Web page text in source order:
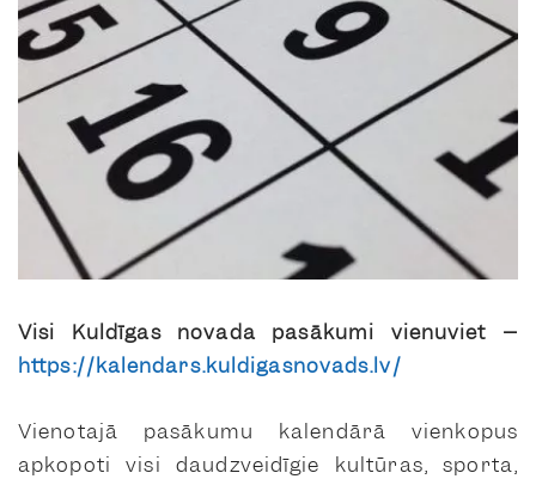
Visi Kuldīgas novada pasākumi vienuviet –
https://kalendars.kuldigasnovads.lv/
Vienotajā pasākumu kalendārā vienkopus
apkopoti visi daudzveidīgie kultūras, sporta,